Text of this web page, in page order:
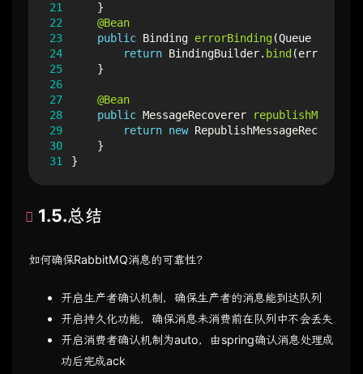
21
22
23
24
25
26
27
28
29
30
31
}
@Bean
public Binding errorBinding(Queue
return BindingBuilder. bind (errorQueue
}
@Bean
public MessageRecoverer
return new RepublishMessageRecoverer
}
}
1.5.总结
如何确保RabbitMQ消息的可靠性？
开启生产者确认机制，确保生产者的消息能到达队列
开启持久化功能，确保消息未消费前在队列中不会丢失
开启消费者确认机制为auto，由spring确认消息处理成
功后完成ack